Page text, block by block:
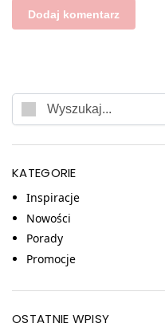
KATEGORIE
Inspiracje
Nowości
Porady
Promocje
OSTATNIE WPISY